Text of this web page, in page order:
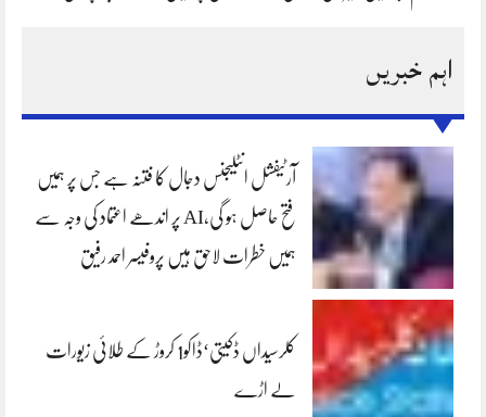
اہم خبریں
آرٹیفشل انٹلیجنس دجال کا فتنہ ہے جس پر ہمیں
فتح حاصل ہو گی،AI پر اندھے اعتماد کی وجہ سے
ہمیں خطرات لاحق ہیں پروفیسر احمد رفیق
کلرسیداں ڈکیتی‘ڈاکو1 کروڑ کے طلائی زیورات
لے اڑے